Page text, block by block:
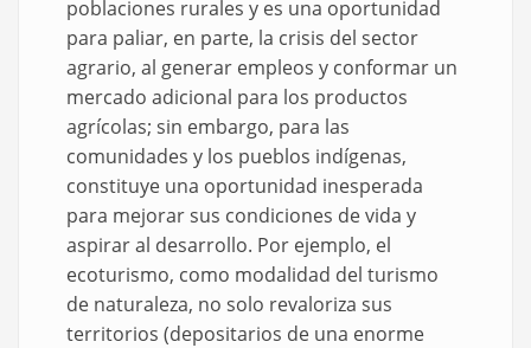
poblaciones rurales y es una oportunidad
para paliar, en parte, la crisis del sector
agrario, al generar empleos y conformar un
mercado adicional para los productos
agrícolas; sin embargo, para las
comunidades y los pueblos indígenas,
constituye una oportunidad inesperada
para mejorar sus condiciones de vida y
aspirar al desarrollo. Por ejemplo, el
ecoturismo, como modalidad del turismo
de naturaleza, no solo revaloriza sus
territorios (depositarios de una enorme